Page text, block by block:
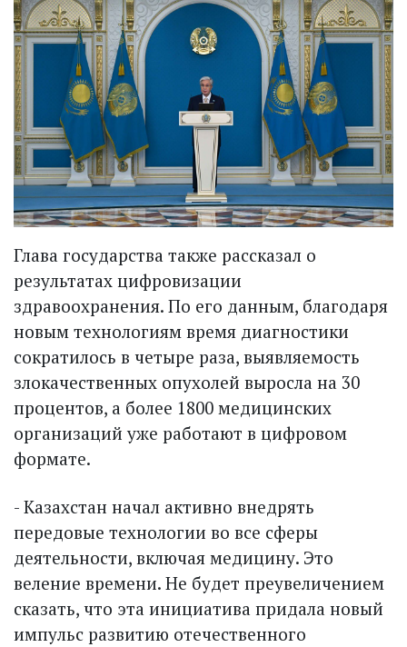
Глава государства также рассказал о
результатах цифровизации
здравоохранения. По его данным, благодаря
новым технологиям время диагностики
сократилось в четыре раза, выявляемость
злокачественных опухолей выросла на 30
процентов, а более 1800 медицинских
организаций уже работают в цифровом
формате.
- Казахстан начал активно внедрять
передовые технологии во все сферы
деятельности, включая медицину. Это
веление времени. Не будет преувеличением
сказать, что эта инициатива придала новый
импульс развитию отечественного